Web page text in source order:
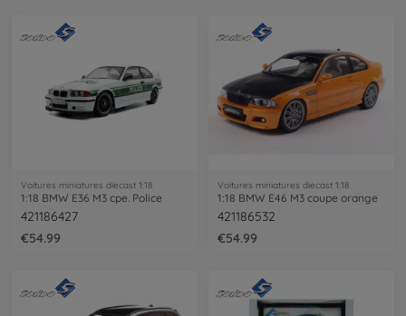
Voitures miniatures diecast 1:18
1:18 BMW E36 M3 cpe. Police
421186427
€54.99
Voitures miniatures diecast 1:18
1:18 BMW E46 M3 coupe orange
421186532
€54.99